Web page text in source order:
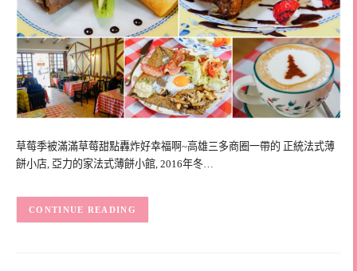
草莓季被滿滿草莓甜點轟炸好幸福啊~高雄三多商圈一帶的 正統法式薄
餅小店, 亞力的家法式薄餅小館, 2016年冬…
CONTINUE READING